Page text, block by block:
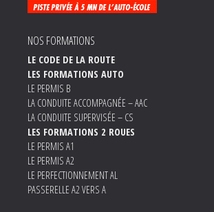
NOS FORMATIONS
LE CODE DE LA ROUTE
LES FORMATIONS AUTO
LE PERMIS B
LA CONDUITE ACCOMPAGNÉE – AAC
LA CONDUITE SUPERVISÉE – CS
LES FORMATIONS 2 ROUES
LE PERMIS A1
LE PERMIS A2
LE PERFECTIONNEMENT AL
PASSERELLE A2 VERS A